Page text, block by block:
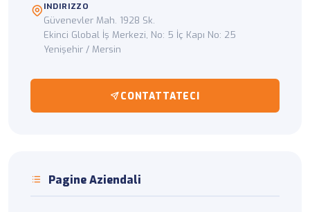
INDIRIZZO
Güvenevler Mah. 1928 Sk.
Ekinci Global İş Merkezi, No: 5 İç Kapı No: 25
Yenişehir / Mersin
CONTATTATECI
Pagine Aziendali